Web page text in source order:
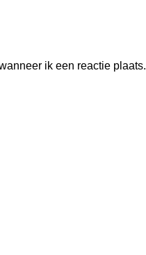
ik een reactie plaats.